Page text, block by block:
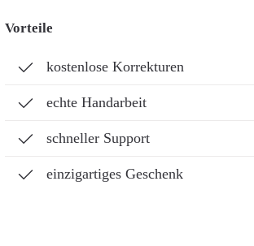
Vorteile
kostenlose Korrekturen
echte Handarbeit
schneller Support
einzigartiges Geschenk